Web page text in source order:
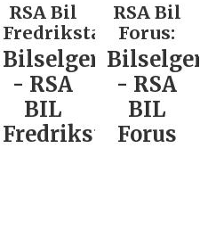
RSA Bil
Fredrikstad:
Bilselger
- RSA
BIL
Fredrikstad
RSA Bil
Forus:
Bilselger
- RSA
BIL
Forus